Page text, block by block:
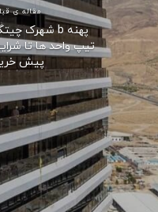
مقاله ی قبلی
پهنه b شهرک چیتگر
تیپ واحد ها تا شرایط
پیش خرید